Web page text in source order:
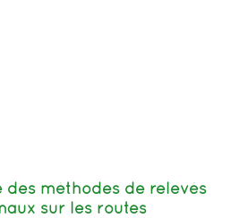
des méthodes de relevés
sur les routes